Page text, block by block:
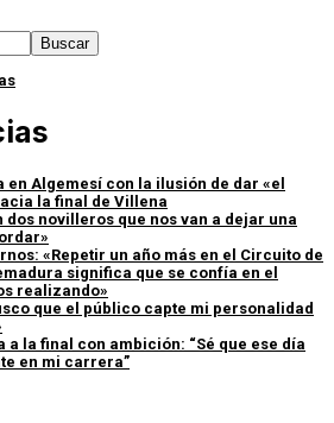
Buscar
en Algemesí con la ilusión de dar «el
la final de Villena
dos novilleros que nos van a dejar una
«Repetir un año más en el Circuito de
significa que se confía en el
realizando»
que el público capte mi personalidad
a la final con ambición: “Sé que ese día
en mi carrera”